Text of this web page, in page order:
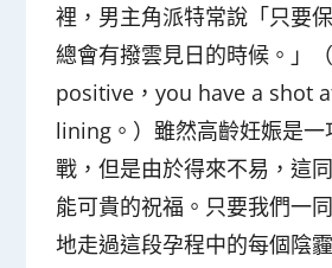
裡，男主角派特常說「只要
總會有撥雲見日的時候。」
positive，you have a shot
lining。）雖然高齡妊娠是一
戰，但是由於得來不易，這
能可貴的祝福。只要我們一
地走過這段孕程中的每個陰